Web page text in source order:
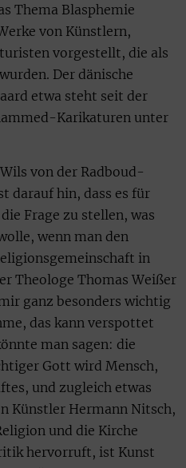
Thema Blasphemie
von Künstlern,
vorgestellt, die als
Der dänische
etwa steht seit der
Karikaturen unter
von der Radboud-
darauf hin, dass es für
Frage zu stellen, was
wenn man den
in
Theologe Thomas Weißer
ganz besonders wichtig
das kann verspottet
man sagen: die
Gott wird Mensch,
und zugleich etwas
Künstler Hermann Nitsch,
und die Kirche
hervorruft, ist Kunst